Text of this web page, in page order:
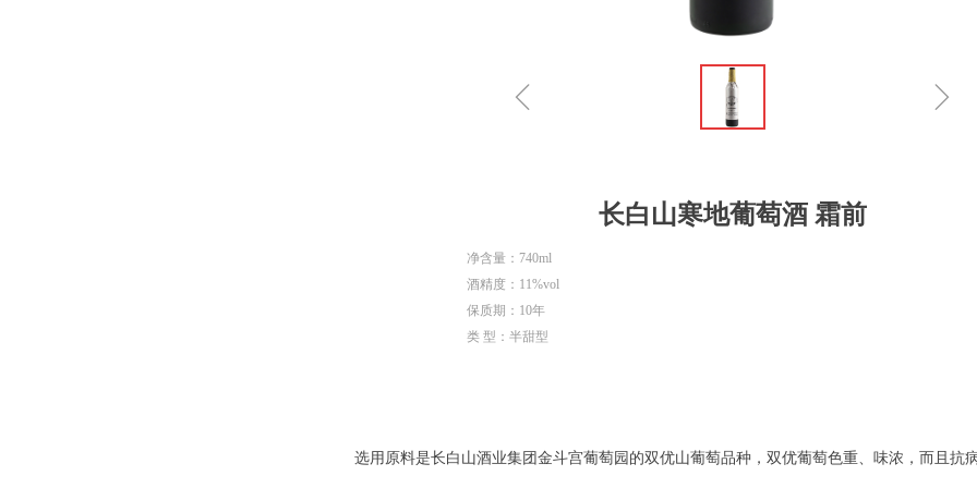
ꁆ ꁇ
长白山寒地葡萄酒 霜前
净含量：740ml
酒精度：11%vol
保质期：10年
类 型：半甜型
选用原料是长白山酒业集团金斗宫葡萄园的双优山葡萄品种，双优葡萄色重、味浓，而且抗病